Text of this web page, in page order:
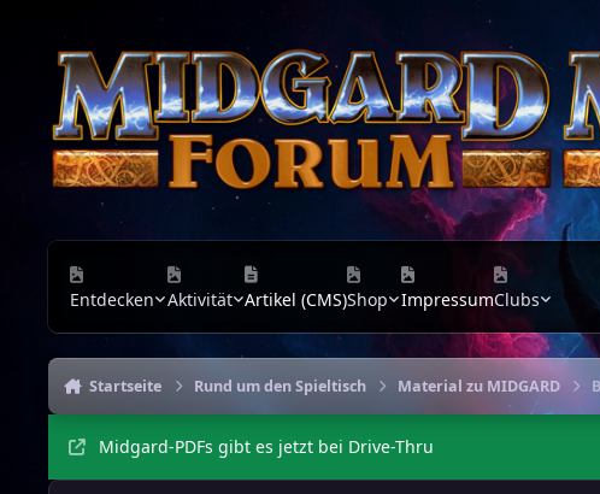
Entdecken Aktivität Artikel (CMS)Shop ImpressumClubs
Startseite Rund um den Spieltisch Material zu MIDGARD
Midgard-PDFs gibt es jetzt bei Drive-Thru